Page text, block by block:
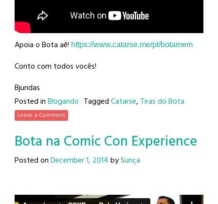
Apoia o Bota aê! https://www.catarse.me/pt/botamem
Conto com todos vocês!
Bjundas
Posted inBlogando TaggedCatarse, Tiras do Bota
Leave a Comment
Bota na Comic Con Experience
Posted onDecember 1, 2014bySunça